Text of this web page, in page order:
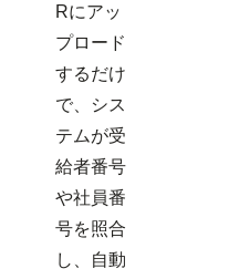
Rにアッ
プロード
するだけ
で、シス
テムが受
給者番号
や社員番
号を照合
し、自動